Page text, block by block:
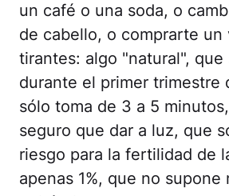
un café o una soda, o
de cabello, o comprarte un
tirantes: algo "natural", que
durante el primer trimestre
sólo toma de 3 a 5
seguro que dar a luz, que
riesgo para la fertilidad de
apenas 1%, que no